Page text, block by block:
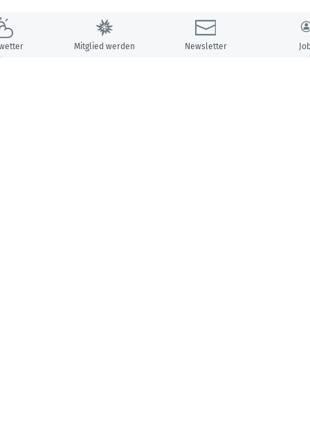
Mitglied werden Newsletter